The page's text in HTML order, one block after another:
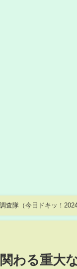
査隊（今日ドキッ！2024
わる重大